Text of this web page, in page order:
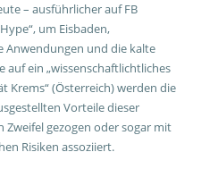
– ausführlicher auf FB
um Eisbaden,
Anwendungen und die kalte
auf ein „wissenschaftlichtliches
Krems“ (Österreich) werden die
Vorteile dieser
gezogen oder sogar mit
Risiken assoziiert.